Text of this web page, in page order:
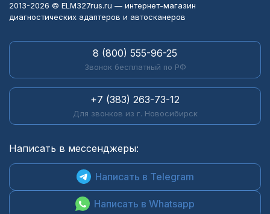
2013-2026 © ELM327rus.ru — интернет-магазин
диагностических адаптеров и автосканеров
8 (800) 555-96-25
Звонок бесплатный по РФ
+7 (383) 263-73-12
Для звонков из г. Новосибирск
Написать в мессенджеры:
Написать в Telegram
Написать в Whatsapp